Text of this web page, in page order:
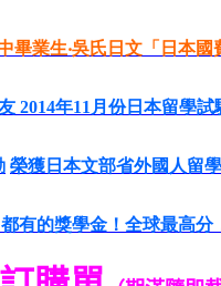
畢業生‧吳氏日文「日本國
2014年11 月份日本留學試
榮獲 日本文部省外國人留
都有的獎學金！全球最高分